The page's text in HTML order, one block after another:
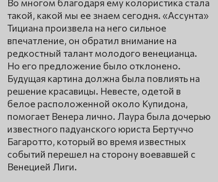
Во многом благодаря ему колористика стала
такой, какой мы ее знаем сегодня. «Ассунта»
Тициана произвела на него сильное
впечатление, он обратил внимание на
редкостный талант молодого венецианца.
Но его предложение было отклонено.
Будущая картина должна была повлиять на
решение красавицы. Невесте, одетой в
белое расположенной около Купидона,
помогает Венера лично. Лаура была дочерью
известного падуанского юриста Бертуччо
Багаротто, который во время известных
событий перешел на сторону воевавшей с
Венецией Лиги.